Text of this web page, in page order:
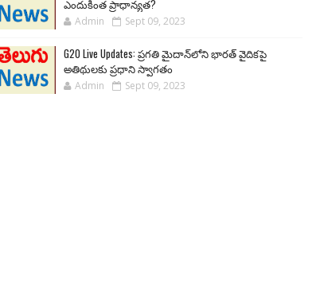
ఎందుకింత ప్రాధాన్యత?
Admin Sept 09, 2023
G20 Live Updates: ప్రగతి మైదాన్‌లోని భారత్ వైదికపై
అతిథులకు ప్రధాని స్వాగతం
Admin Sept 09, 2023